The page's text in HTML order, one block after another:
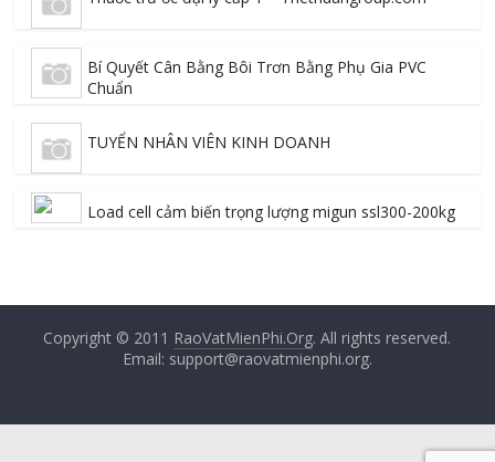
Bí Quyết Cân Bằng Bôi Trơn Bằng Phụ Gia PVC
Chuẩn
TUYỂN NHÂN VIÊN KINH DOANH
Load cell cảm biến trọng lượng migun ssl300-200kg
Copyright © 2011 RaoVatMienPhi.Org. All rights reserved.
Email: support@raovatmienphi.org.